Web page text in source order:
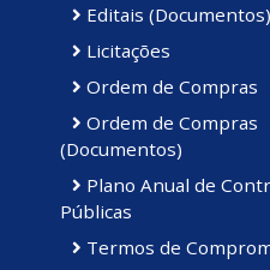
Editais (Documentos)
Licitações
Ordem de Compras
Ordem de Compras
(Documentos)
Plano Anual de
Públicas
Termos de